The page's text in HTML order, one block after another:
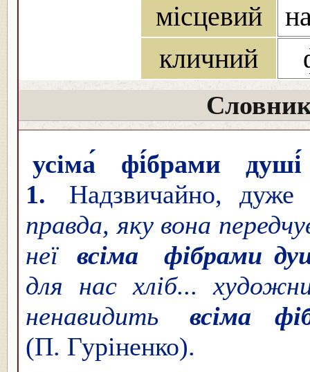
місцевий
кличний
Словник
усіма́ фі́брами
1.
Надзвичайно,
правда, яку вона
неї
всіма
фібрами
для нас хліб...
ненавидить
всіма
(П. Гуріненко).